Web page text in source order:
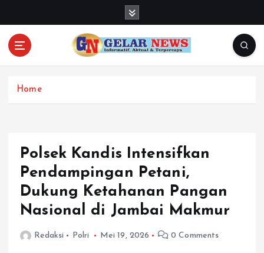
Home
Polsek Kandis Intensifkan
Pendampingan Petani,
Dukung Ketahanan Pangan
Nasional di Jambai Makmur
Redaksi Polri Mei 19, 2026 0 Comments